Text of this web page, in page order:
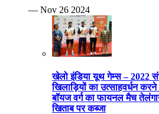
— Nov 26 2024
खेलो इंडिया यूथ गेम्स – 2022
खिलाड़ियों का उत्साहवर्धन
बॉयज वर्ग का फायनल मैच
खिताब पर कब्जा